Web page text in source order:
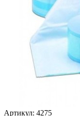
Артикул: 4275